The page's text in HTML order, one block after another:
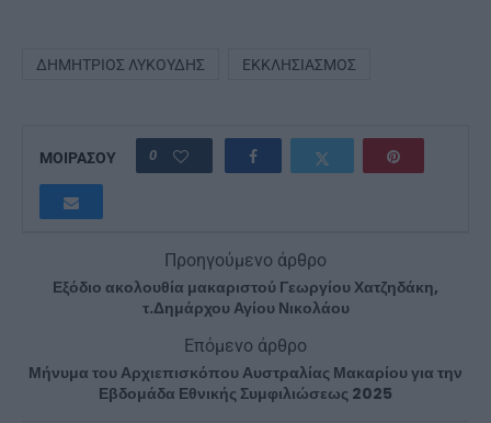
ΔΗΜΉΤΡΙΟΣ ΛΥΚΟΎΔΗΣ ΕΚΚΛΗΣΙΑΣΜΌΣ
ΜΟΙΡΑΣΟΥ 0
Προηγούμενο άρθρο
Εξόδιο ακολουθία μακαριστού Γεωργίου Χατζηδάκη,
τ.Δημάρχου Αγίου Νικολάου
Επόμενο άρθρο
Μήνυμα του Αρχιεπισκόπου Αυστραλίας Μακαρίου για την
Εβδομάδα Εθνικής Συμφιλιώσεως 2025